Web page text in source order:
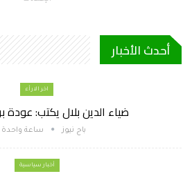
أحدث الأخبار
اخر الارأء
ضياء الدين بلال يكتب:
باج نيوز ساعة واحدة
أخبار سياسية